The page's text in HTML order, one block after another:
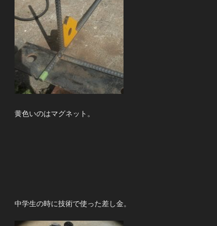
黄色いのはマグネット。
中学生の時に技術で使った差し金。